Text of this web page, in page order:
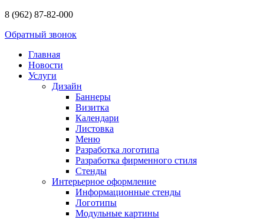
8 (962) 87-82-000
Обратный звонок
Главная
Новости
Услуги
Дизайн
Баннеры
Визитка
Календари
Листовка
Меню
Разработка логотипа
Разработка фирменного стиля
Стенды
Интерьерное оформление
Информационные стенды
Логотипы
Модульные картины